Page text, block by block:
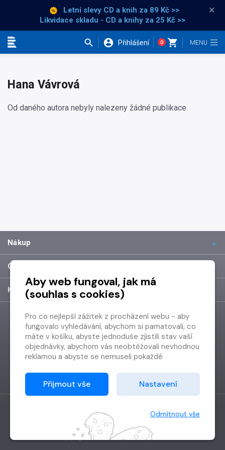
Letní slevy CD a knih za 89 Kč >>
Likvidace skladu - CD a knihy za 25 Kč >>
×
Přihlášení 0
Hana Vávrová
Od daného autora nebyly nalezeny žádné publikace.
Nákup
O společnosti
Kontakt
Vytvořilo Grand IT s.r.o.
Copyright © 2026 Radioservis a.s.
Aby web fungoval, jak má
(souhlas s cookies)
Pro co nejlepší zážitek z procházení webu - aby
fungovalo vyhledávání, abychom si pamatovali, co
máte v košíku, abyste jednoduše zjistili stav vaší
objednávky, abychom vás neobtěžovali nevhodnou
reklamou a abyste se nemuseli pokaždé
Proto od vás potřebujeme souhlas se
zpracováním souborů cookies
Děkujeme, že nám ho dáte a pomůžete nám tak
Přijmout vše Nastavení
Odmítnout vše